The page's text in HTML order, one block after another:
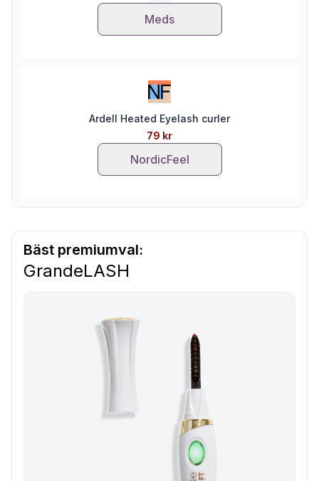
Meds
Ardell Heated Eyelash curler
79 kr
NordicFeel
Bäst premiumval:
GrandeLASH